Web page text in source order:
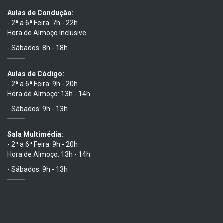
Aulas de Condução:
- 2ª a 6ª Feira: 7h - 22h
Hora de Almoço Inclusive
- Sábados: 8h - 18h
Aulas de Código:
- 2ª a 6ª Feira: 9h - 20h
Hora de Almoço: 13h - 14h
- Sábados: 9h - 13h
Sala Multimédia:
- 2ª a 6ª Feira: 9h - 20h
Hora de Almoço: 13h - 14h
- Sábados: 9h - 13h